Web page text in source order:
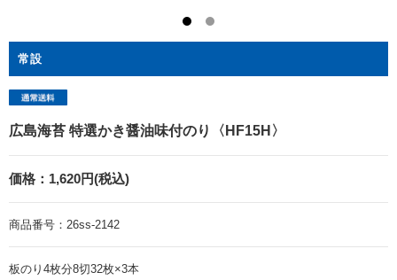
常設
広島海苔 特選かき醤油味付のり〈HF15H〉
価格： 1,620円(税込)
商品番号： 26ss-2142
板のり4枚分8切32枚×3本